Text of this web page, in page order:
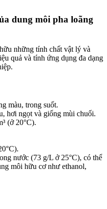
dung môi pha loãng
những tính chất vật lý và
quả và tính ứng dụng đa dạng
màu, trong suốt.
hơi ngọt và giống mùi chuối.
(ở 20°C).
nước (73 g/L ở 25°C), có thể
môi hữu cơ như ethanol,